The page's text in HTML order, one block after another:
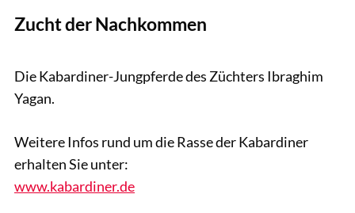
Zucht der Nachkommen
Die Kabardiner-Jungpferde des Züchters Ibraghim
Yagan.
Weitere Infos rund um die Rasse der Kabardiner
erhalten Sie unter:
www.kabardiner.de